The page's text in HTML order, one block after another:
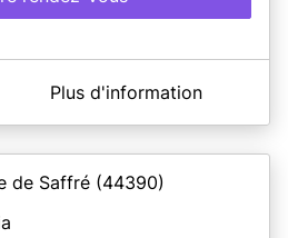
savoir plus
Plus d'information
de Saffré (44390)